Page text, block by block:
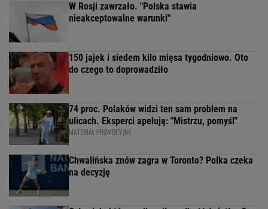
W Rosji zawrzało. "Polska stawia
nieakceptowalne warunki"
150 jajek i siedem kilo mięsa tygodniowo. Oto
do czego to doprowadziło
74 proc. Polaków widzi ten sam problem na
ulicach. Eksperci apelują: "Mistrzu, pomyśl"
MATERIAŁ PROMOCYJNY
Chwalińska znów zagra w Toronto? Polka czeka
na decyzję